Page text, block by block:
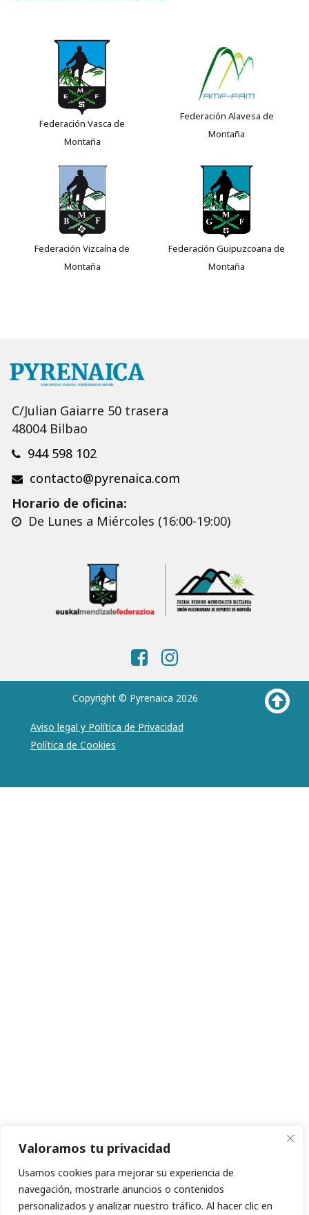
Valoramos tu privacidad
Usamos cookies para mejorar su experiencia de
navegación, mostrarle anuncios o contenidos
personalizados y analizar nuestro tráfico. Al hacer clic en
Federación Vasca de
Montaña
Federación Alavesa de
Montaña
Federación Vizcaína de
Montaña
Federación Guipuzcoana de
Montaña
C/Julian Gaiarre 50 trasera
48004 Bilbao
944 598 102
contacto@pyrenaica.com
Horario de oficina:
De Lunes a Miércoles (16:00-19:00)
Copyright © Pyrenaica 2026
Aviso legal y Política de Privacidad
Política de Cookies